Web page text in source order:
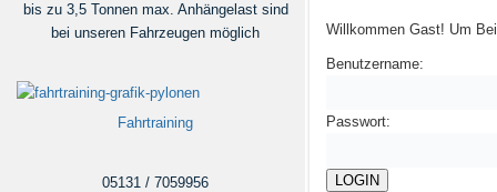
bis zu 3,5 Tonnen max. Anhängelast sind
bei unseren Fahrzeugen möglich
Fahrtraining
05131 / 7059956
Willkommen Gast! Um
Benutzername:
Passwort: